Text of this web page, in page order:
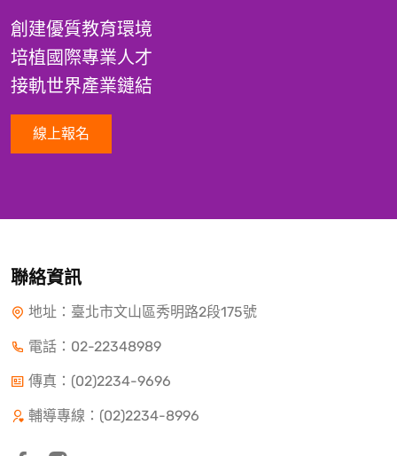
創建優質教育環境
培植國際專業人才
接軌世界產業鏈結
線上報名
聯絡資訊
地址：臺北市文山區秀明路2段175號
電話： 02-22348989
傳真：(02)2234-9696
輔導專線：(02)2234-8996